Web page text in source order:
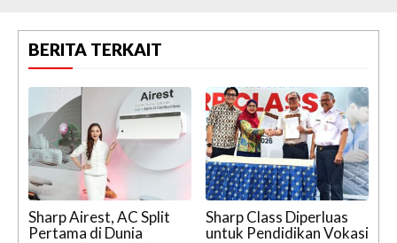
BERITA TERKAIT
Sharp Airest, AC Split
Pertama di Dunia
Sharp Class Diperluas
untuk Pendidikan Vokasi